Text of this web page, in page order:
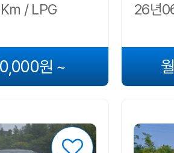
/ LPG
원 ~
26년